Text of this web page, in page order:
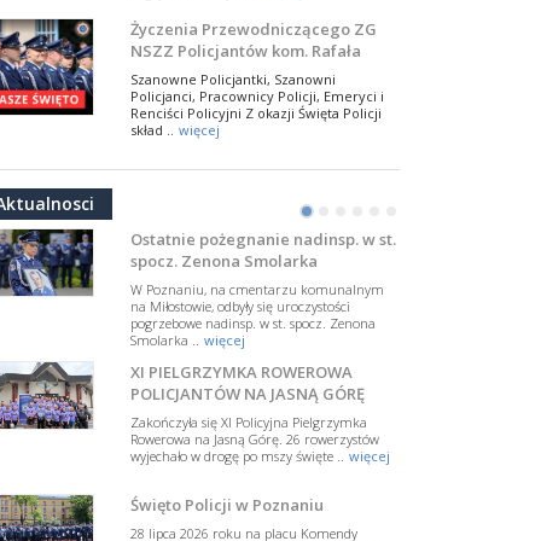
Życzenia Przewodniczącego ZG
NSZZ Policjantów kom. Rafała
Jankowskiego z okazji Święta
Policji 2026
Szanowne Policjantki, Szanowni
Policjanci, Pracownicy Policji, Emeryci i
Renciści Policyjni Z okazji Święta Policji
skład .. więcej
NSZZ Policjantów: Policja nie może
W przestrzeni publicznej po raz kolejny
pojawiły się wypowiedzi, które uderzają
w funkcjonariuszki i funkcjonariuszy
Policj .. więcej
Dodatkowe zarobkowanie
policjantów. NSZZP: obecne
rozwiązania wymagają zmian
zmiany przepisów regulujących
podejmowanie przez policjantów
dodatkowej pracy zarobkowe ..
więcej
Krok 1. Umorzenie. Krok 2. Walka
z hejtem
Postępowanie dotyczące interwencji
Policji w miejscu zamieszkania red.
Tomasza Sakiewicza zostało umorzone.
•• • •••
NSZZ Policjantów
Na zaproszenie Zarządu Głównego NSZZ
Policjantów w Polsce gościł Rafael Laskowski z
Departamentu Policji w Nowym Jorku, o
.. więcej
PAMIĘTAMY I ODDAJMY HOŁD ST.
SIERŻ. MARKOWI SIENICKIEMU
poświęconą starszemu sierżantowi Mar
Ostatnie pożegnanie nadinsp. w st.
spocz. Zenona Smolarka
W Poznaniu, na cmentarzu komunalnym
na Miłostowie, odbyły się uroczystości
pogrzebowe nadinsp. w st. spocz. Zenona
Smolarka .. więcej
XI PIELGRZYMKA ROWEROWA
POLICJANTÓW NA JASNĄ GÓRĘ
Zakończyła się XI Policyjna Pielgrzymka
Rowerowa na Jasną Górę. 26 rowerzystów
wyjechało w drogę po mszy święte .. więcej
Święto Policji w Poznaniu
28 lipca 2026 roku na placu Komendy